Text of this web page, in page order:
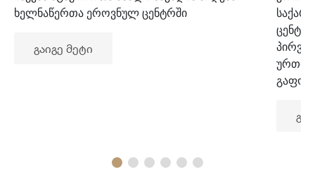
ხელნაწერთა ეროვნულ ცენტრში
გაიგე მეტი